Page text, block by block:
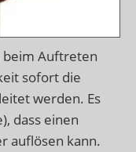
beim Auftreten
sofort die
werden. Es
dass einen
auflösen kann.